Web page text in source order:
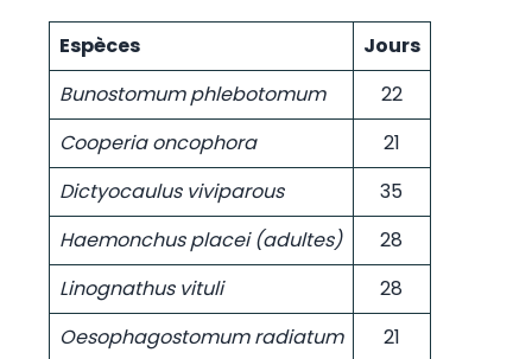
Espèces
Jours
Bunostomum phlebotomum
22
Cooperia oncophora
21
Dictyocaulus viviparous
35
Haemonchus placei (adultes)
28
Linognathus vituli
28
Oesophagostomum radiatum
21